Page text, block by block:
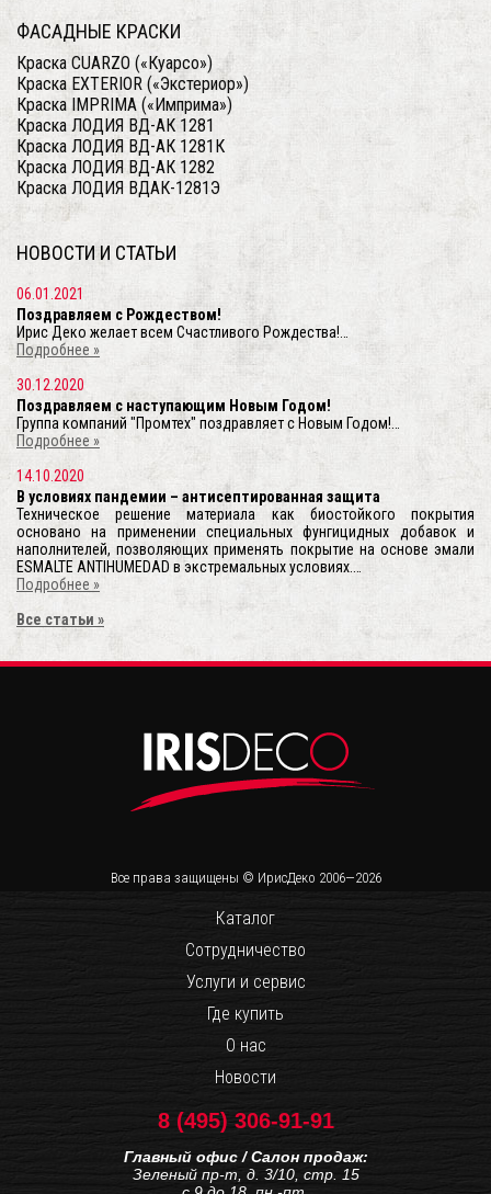
ФАСАДНЫЕ КРАСКИ
Краска CUARZО («Куарсо»)
Краска EXTERIOR («Экстериор»)
Краска IMPRIMA («Имприма»)
Краска ЛОДИЯ ВД-АК 1281
Краска ЛОДИЯ ВД-АК 1281К
Краска ЛОДИЯ ВД-АК 1282
Краска ЛОДИЯ ВДАК-1281Э
НОВОСТИ И СТАТЬИ
06.01.2021
Поздравляем c Рождеством!
Ирис Деко желает всем Счастливого Рождества!…
Подробнее »
30.12.2020
Поздравляем c наступающим Новым Годом!
Группа компаний "Промтех" поздравляет с Новым Годом!…
Подробнее »
14.10.2020
В условиях пандемии – антисептированная защита
Техническое решение материала как биостойкого покрытия
основано на применении специальных фунгицидных добавок и
наполнителей, позволяющих применять покрытие на основе эмали
ESMALTE ANTIHUMEDAD в экстремальных условиях.…
Подробнее »
Все статьи »
Все права защищены © ИрисДеко 2006—2026
Каталог
Сотрудничество
Услуги и сервис
Где купить
О нас
Новости
8 (495) 306-91-91
Главный офис / Салон продаж:
Зеленый пр-т, д. 3/10, стр. 15